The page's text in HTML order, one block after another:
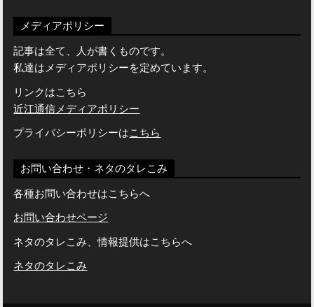
メディアポリシー
記事は全て、人が書くものです。
私達はメディアポリシーを定めています。
リンクはこちら
近江通信メディアポリシー
プライバシーポリシーはこちら
お問い合わせ・ネタのタレこみ
各種お問い合わせはこちらへ
お問い合わせページ
ネタのタレこみ、情報提供はこちらへ
ネタのタレこみ